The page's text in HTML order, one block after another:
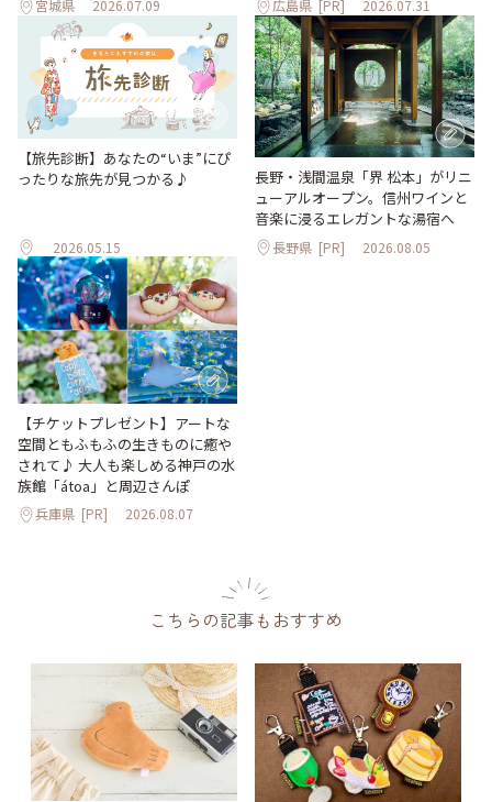
宮城県 2026.07.09 広島県 [PR] 2026.07.31
【旅先診断】あなたの“いま”にぴ
ったりな旅先が見つかる♪
2026.05.15
長野・浅間温泉「界 松本」がリニ
ューアルオープン。信州ワインと
音楽に浸るエレガントな湯宿へ
長野県 [PR] 2026.08.05
【チケットプレゼント】アートな
空間ともふもふの生きものに癒や
されて♪ 大人も楽しめる神戸の水
族館「átoa」と周辺さんぽ
兵庫県 [PR] 2026.08.07
こちらの記事もおすすめ